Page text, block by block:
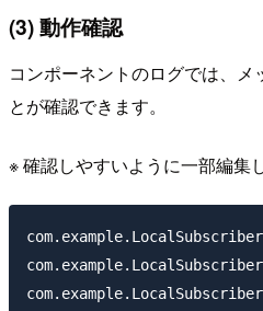
(3) 動作確認
コンポーネントのログでは、
とが確認できます。
※ 確認しやすいように一部編集